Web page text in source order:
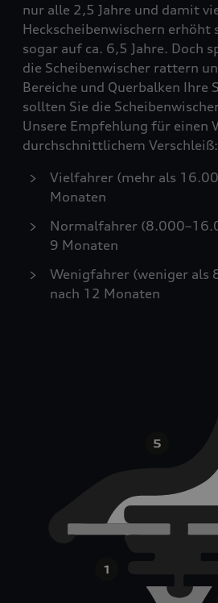
nur alle 2,5 Jahre und damit
Heckscheibenwischern erhöht
sogar auf ca. 6,5 Jahre. Doch
die Scheibenwischer rattern
Bereiche und Querbalken Ihre
sollten Sie die
Unsere Empfehlung für einen
durchschnittlichem Verschleiß:
Vielfahrer (mehr als
Monaten
Normalfahrer
9 Monaten
Wenigfahrer (weniger als
nach 12 Monaten